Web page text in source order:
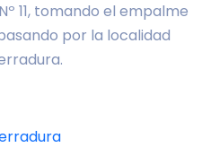
11, tomando el empalme
por la localidad